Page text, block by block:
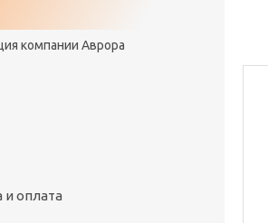
компании Аврора
и оплата